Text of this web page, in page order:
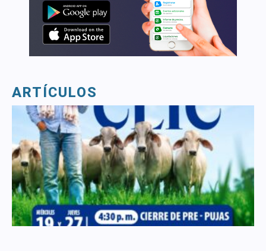
ARTÍCULOS